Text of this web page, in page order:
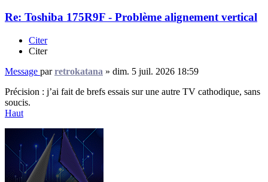
Re: Toshiba 175R9F - Problème alignement vertical
Citer
Citer
Message parretrokatana » dim. 5 juil. 2026 18:59
Précision : j’ai fait de brefs essais sur une autre TV cathodique, sans
soucis.
Haut